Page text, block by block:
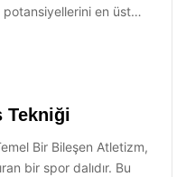
potansiyellerini en üst…
Tekniği
Bir Bileşen Atletizm,
bir spor dalıdır. Bu